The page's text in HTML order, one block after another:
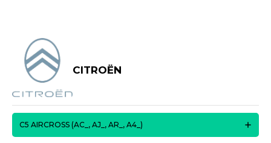
CITROËN
C5 AIRCROSS (AC_, AJ_, AR_, A4_)